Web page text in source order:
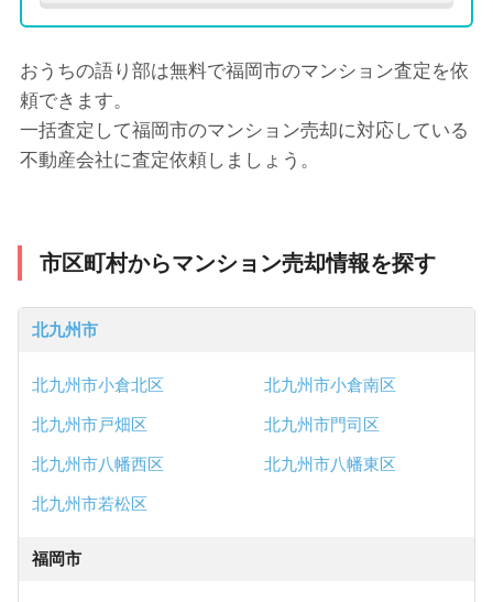
おうちの語り部は無料で福岡市のマンション査定を依
頼できます。
一括査定して福岡市のマンション売却に対応している
不動産会社に査定依頼しましょう。
市区町村からマンション売却情報を探す
北九州市
北九州市小倉北区
北九州市小倉南区
北九州市戸畑区
北九州市門司区
北九州市八幡西区
北九州市八幡東区
北九州市若松区
福岡市